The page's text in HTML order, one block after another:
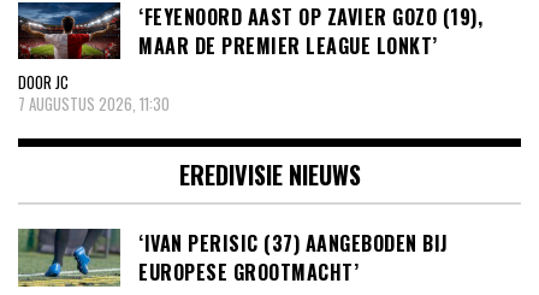
‘FEYENOORD AAST OP ZAVIER GOZO (19),
MAAR DE PREMIER LEAGUE LONKT’
DOOR JC
7 AUGUSTUS 2026, 11:30
EREDIVISIE NIEUWS
‘IVAN PERISIC (37) AANGEBODEN BIJ
EUROPESE GROOTMACHT’